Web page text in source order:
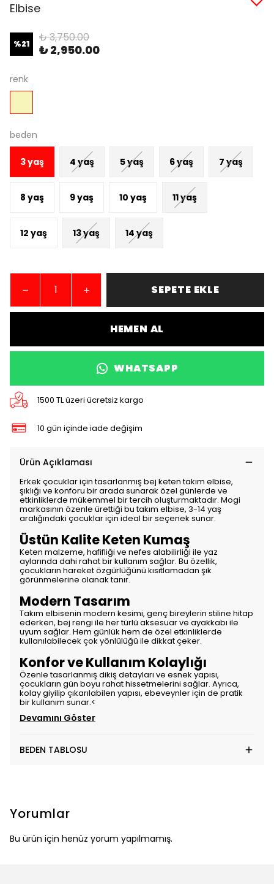
Elbise
%21 ₺ 3,750.00
₺ 2,950.00
renk
beden
3 yaş 4 yaş 5 yaş 6 yaş 7 yaş
8 yaş 9 yaş 10 yaş 11 yaş
12 yaş 13 yaş 14 yaş
SEPETE EKLE
HEMEN AL
WHATSAPP
1500 TL üzeri ücretsiz kargo
10 gün içinde iade değişim
Ürün Açıklaması
Erkek çocuklar için tasarlanmış bej keten takım elbise,
şıklığı ve konforu bir arada sunarak özel günlerde ve
etkinliklerde mükemmel bir tercih oluşturmaktadır. Mogi
markasının özenle ürettiği bu takım elbise, 3-14 yaş
aralığındaki çocuklar için ideal bir seçenek sunar.
Üstün Kalite Keten Kumaş
Keten malzeme, hafifliği ve nefes alabilirliği ile yaz
aylarında dahi rahat bir kullanım sağlar. Bu özellik,
çocukların hareket özgürlüğünü kısıtlamadan şık
görünmelerine olanak tanır.
Modern Tasarım
Takım elbisenin modern kesimi, genç bireylerin stiline hitap
ederken, bej rengi ile her türlü aksesuar ve ayakkabı ile
uyum sağlar. Hem günlük hem de özel etkinliklerde
kullanılabilecek çok yönlülüğü ile dikkat çeker.
Konfor ve Kullanım Kolaylığı
Özenle tasarlanmış dikiş detayları ve esnek yapısı,
çocukların gün boyu rahat hissetmelerini sağlar. Ayrıca,
kolay giyilip çıkarılabilen yapısı, ebeveynler için de pratik
bir kullanım sunar.<
Devamını Göster
BEDEN TABLOSU
Yorumlar
Bu ürün için henüz yorum yapılmamış.